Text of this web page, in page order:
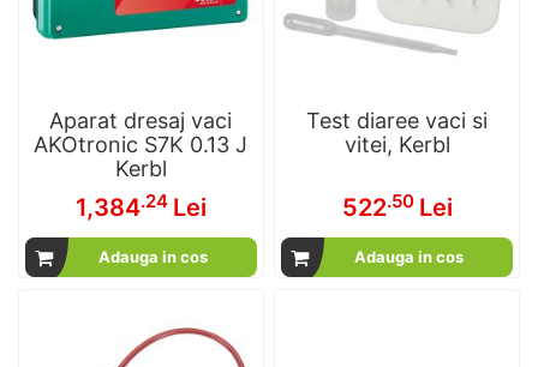
Aparat dresaj vaci
AKOtronic S7K 0.13 J
Kerbl
1,384.24 Lei
Adauga in cos
Test diaree vaci si
vitei, Kerbl
522.50 Lei
Adauga in cos